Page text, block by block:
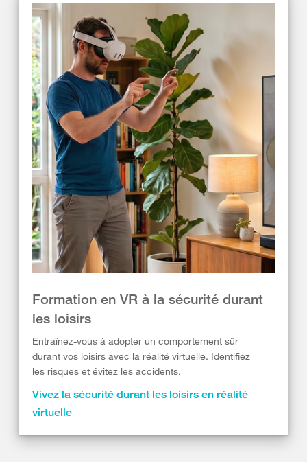
Formation en VR à la sécurité durant
les loisirs
Entraînez-vous à adopter un comportement sûr
durant vos loisirs avec la réalité virtuelle. Identifiez
les risques et évitez les accidents.
Vivez la sécurité durant les loisirs en réalité
virtuelle